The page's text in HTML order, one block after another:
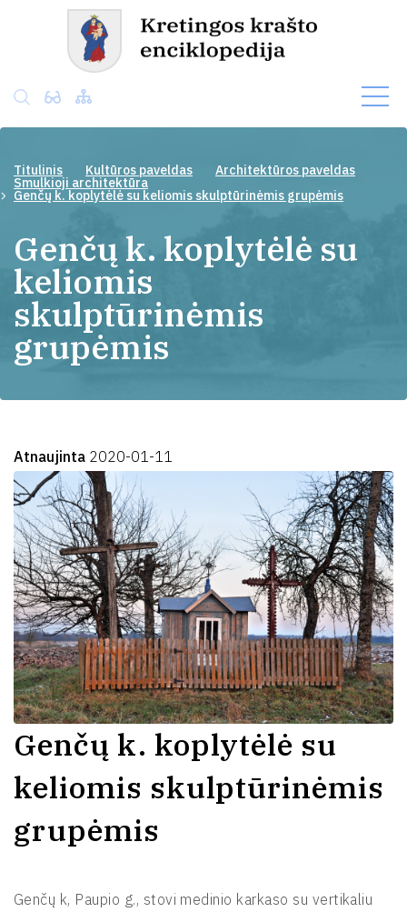
Titulinis Kultūros paveldas Architektūros paveldas
Smulkioji architektūra
Genčų k. koplytėlė su keliomis skulptūrinėmis grupėmis
Genčų k. koplytėlė su
keliomis
skulptūrinėmis
grupėmis
Atnaujinta 2020-01-11
Genčų k. koplytėlė su
keliomis skulptūrinėmis
grupėmis
Genčų k, Paupio g., stovi medinio karkaso su vertikaliu